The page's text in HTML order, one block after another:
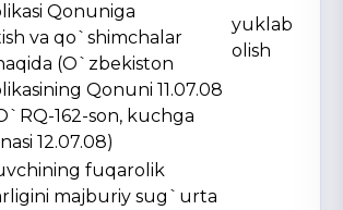
Qonuniga
va qo`shimchalar
(O`zbekiston
Qonuni 11.07.08
162-son, kuchga
12.07.08)
yuklab
olish
fuqarolik
majburiy sug`urta